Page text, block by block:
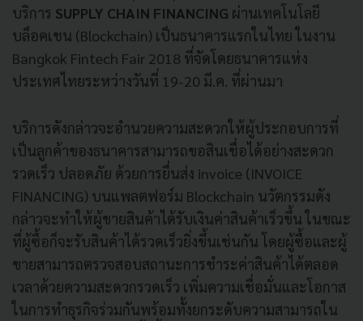
บริการ SUPPLY CHAIN FINANCING ผ่านเทคโนโลยี
บล็อคเชน (Blockchain) เป็นธนาคารแรกในไทย ในงาน
Bangkok Fintech Fair 2018 ที่จัดโดยธนาคารแห่ง
ประเทศไทยระหว่างวันที่ 19-20 มี.ค. ที่ผ่านมา
บริการดังกล่าวจะอำนวยความสะดวกให้ผู้ประกอบการที่
เป็นลูกค้าของธนาคารสามารถขอสินเชื่อได้อย่างสะดวก
รวดเร็ว ปลอดภัย ด้วยการยื่นส่ง invoice (INVOICE
FINANCING) บนแพลตฟอร์ม Blockchain นวัตกรรมดัง
กล่าวจะทำให้ผู้ขายสินค้าได้รับเงินค่าสินค้าเร็วขึ้น ในขณะ
ที่ผู้ซื้อก็จะรับสินค้าได้รวดเร็วยิ่งขึ้นเช่นกัน โดยผู้ซื้อและผู้
ขายสามารถตรวจสอบสถานะการชำระค่าสินค้าได้ตลอด
เวลาด้วยความสะดวกรวดเร็ว เพิ่มความเชื่อมั่นและโอกาส
ในการทำธุรกิจร่วมกันพร้อมทั้งยกระดับความสามารถใน